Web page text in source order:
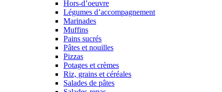
Hors-d’oeuvre
Légumes d’accompagnement
Marinades
Muffins
Pains sucrés
Pâtes et nouilles
Pizzas
Potages et crèmes
Riz, grains et céréales
Salades de pâtes